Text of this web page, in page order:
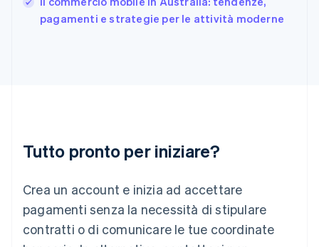
pagamenti e strategie per le attività moderne
Tutto pronto per iniziare?
Crea un account e inizia ad accettare
pagamenti senza la necessità di stipulare
contratti o di comunicare le tue coordinate
India
English
Lituania
Lussemburgo
Deutsch English
Malaysia
English 简体中文